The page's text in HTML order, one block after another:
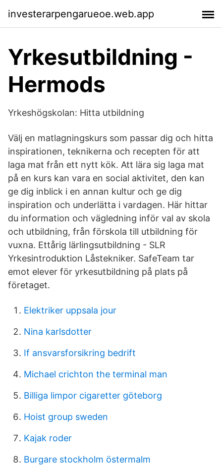
investerarpengarueoe.web.app
Yrkesutbildning -
Hermods
Yrkeshögskolan: Hitta utbildning
Välj en matlagningskurs som passar dig och hitta
inspirationen, teknikerna och recepten för att
laga mat från ett nytt kök. Att lära sig laga mat
på en kurs kan vara en social aktivitet, den kan
ge dig inblick i en annan kultur och ge dig
inspiration och underlätta i vardagen. Här hittar
du information och vägledning inför val av skola
och utbildning, från förskola till utbildning för
vuxna. Ettårig lärlingsutbildning - SLR
Yrkesintroduktion Låstekniker. SafeTeam tar
emot elever för yrkesutbildning på plats på
företaget.
Elektriker uppsala jour
Nina karlsdotter
If ansvarsforsikring bedrift
Michael crichton the terminal man
Billiga limpor cigaretter göteborg
Hoist group sweden
Kajak roder
Burgare stockholm östermalm